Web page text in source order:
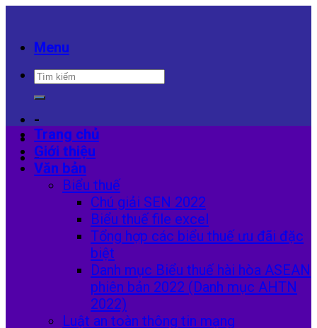
contentMenu
-
-
Trang chủ
Giới thiệu
Văn bản
Biểu thuế
Chú giải SEN 2022
Biểu thuế file excel
Tổng hợp các biểu thuế ưu đãi đặc
biệt
Danh mục Biểu thuế hài hòa ASEAN
phiên bản 2022 (Danh mục AHTN
2022)
Luật an toàn thông tin mạng